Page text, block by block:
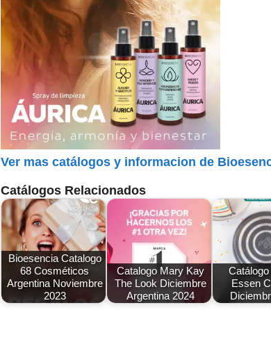
Ver mas catálogos y informacion de
Catálogos Relacionados
Bioesencia Catalogo
68 Cosméticos
Argentina Noviembre
2023
Catalogo Mary Kay
The Look Diciembre
Argentina 2024
Essen